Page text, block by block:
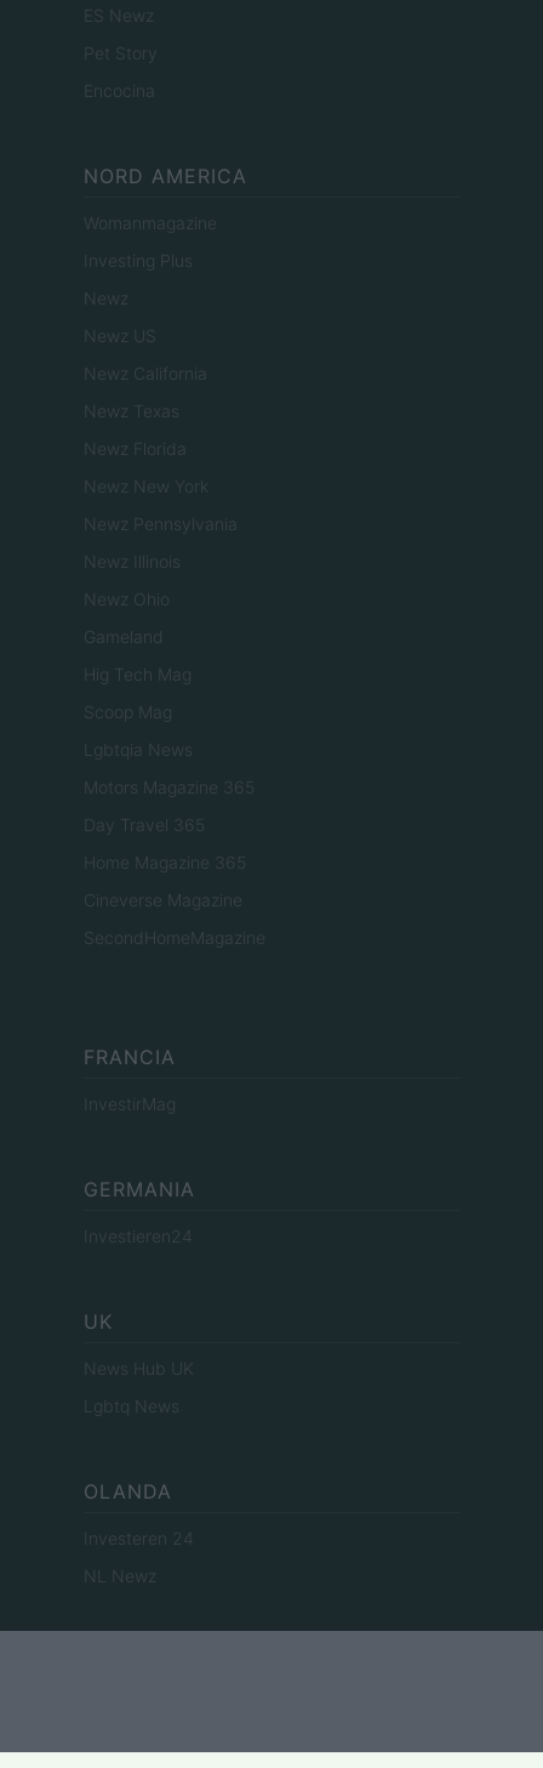
ES Newz
Pet Story
Encocina
NORD AMERICA
Womanmagazine
Investing Plus
Newz
Newz US
Newz California
Newz Texas
Newz Florida
Newz New York
Newz Pennsylvania
Newz Illinois
Newz Ohio
Gameland
Hig Tech Mag
Scoop Mag
Lgbtqia News
Motors Magazine 365
Day Travel 365
Home Magazine 365
Cineverse Magazine
SecondHomeMagazine
FRANCIA
InvestirMag
GERMANIA
Investieren24
UK
News Hub UK
Lgbtq News
OLANDA
Investeren 24
NL Newz